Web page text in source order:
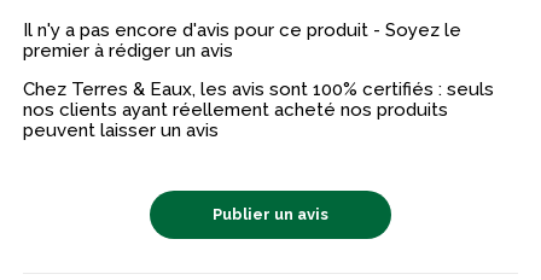
Il n'y a pas encore d'avis pour ce produit - Soyez le
premier à rédiger un avis
Chez Terres & Eaux, les avis sont 100% certifiés : seuls
nos clients ayant réellement acheté nos produits
peuvent laisser un avis
Publier un avis